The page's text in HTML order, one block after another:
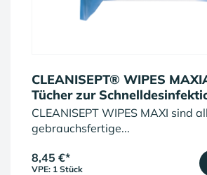
CLEANISEPT® WIPES
Tücher zur
CLEANISEPT WIPES MAXI sind
gebrauchsfertige...
8,45 €*
VPE: 1 Stück